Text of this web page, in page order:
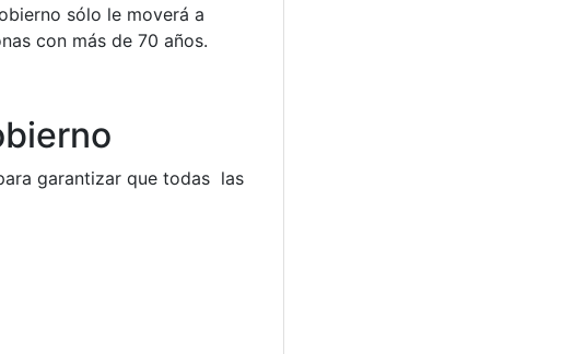
sólo le moverá a
con más de 70 años.
garantizar que todas las